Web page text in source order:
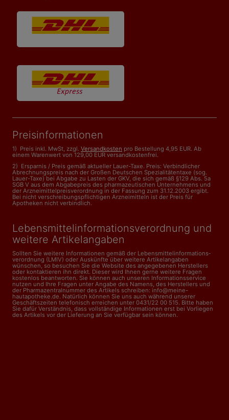
Preisinformationen
1) Preis inkl. MwSt, zzgl. Versandkosten pro Bestellung 4,95 EUR. Ab
einem Warenwert von 129,00 EUR versandkostenfrei.
2) Ersparnis / Preis gemäß aktueller Lauer-Taxe. Preis: Verbindlicher
Abrechnungspreis nach der Großen Deutschen Spezialitätentaxe (sog.
Lauer-Taxe) bei Abgabe zu Lasten der GKV, die sich gemäß §129 Abs. 5a
SGB V aus dem Abgabepreis des pharmazeutischen Unternehmens und
der Arzneimittelpreisverordnung in der Fassung zum 31.12.2003 ergibt.
Bei nicht verschreibungspflichtigen Arzneimitteln ist der Preis für
Apotheken nicht verbindlich.
Lebensmittelinformations­verordnung und
weitere Artikelangaben
Sollten Sie weitere Informationen gemäß der Lebensmittel­informations­
verordnung (LMIV) oder Auskünfte über weitere Artikelangaben
wünschen, so besuchen Sie die Website des angegebenen Herstellers
oder kontaktieren ihn direkt. Dieser wird Ihnen gerne weitere Fragen
kostenlos beantworten. Sie können auch unseren Informationsservice
nutzen und Ihre Fragen unter Angabe des Namens, des Herstellers und
der Pharmazentralnummer des Artikels schreiben: info@meine-
hautapotheke.de. Natürlich können Sie uns auch während unserer
Geschäftszeiten telefonisch erreichen unter 0431/22 00 515. Bitte haben
Sie dafür Verständnis, dass vollständige Informationen erst bei Vorliegen
des Artikels vor der Lieferung an Sie verfügbar sein können.